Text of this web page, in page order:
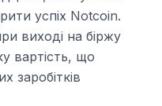
успіх Notcoin.
виході на біржу
вартість, що
заробітків